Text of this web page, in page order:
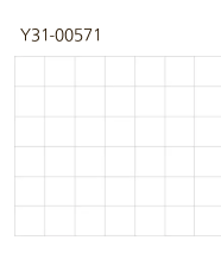
Y31-00571